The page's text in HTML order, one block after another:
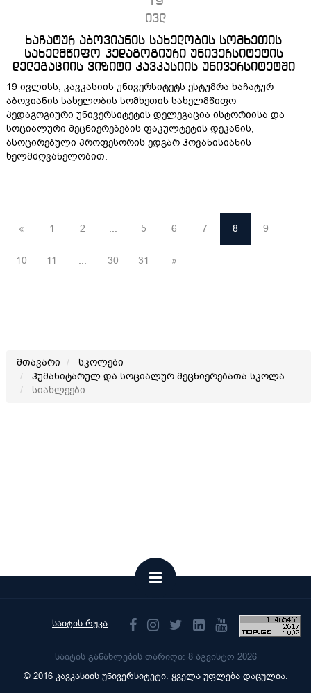
ივლ
ხაჩატურ აბოვიანის სახელობის სომხეთის
სახელმწიფო პედაგოგიური უნივერსიტეტის
დელეგაციის ვიზიტი კავკასიის უნივერსიტეტში
19 ივლისს, კავკასიის უნივერსიტეტს ესტუმრა ხაჩატურ
აბოვიანის სახელობის სომხეთის სახელმწიფო
პედაგოგიური უნივერსიტეტის დელეგაცია ისტორიისა და
სოციალური მეცნიერებების ფაკულტეტის დეკანის,
ასოცირებული პროფესორის ედგარ ჰოვანისიანის
ხელმძღვანელობით.
« 1 2 ... 5 6 7 8 9
10 11 ... 30 31 »
მთავარი
სკოლები
ჰუმანიტარულ და სოციალურ მეცნიერებათა სკოლა
სიახლეები
საიტის რუკა
საიტის განახლების თარიღი: 8 აგვისტო 2026
© 2016 კავკასიის უნივერსიტეტი. ყველა უფლება დაცულია.